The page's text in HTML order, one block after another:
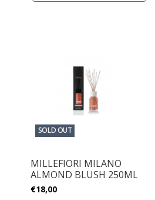
SOLD OUT
MILLEFIORI MILANO
ALMOND BLUSH 250ML
€18,00